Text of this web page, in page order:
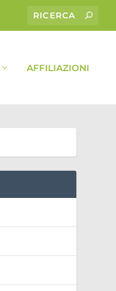
AFFILIAZIONI